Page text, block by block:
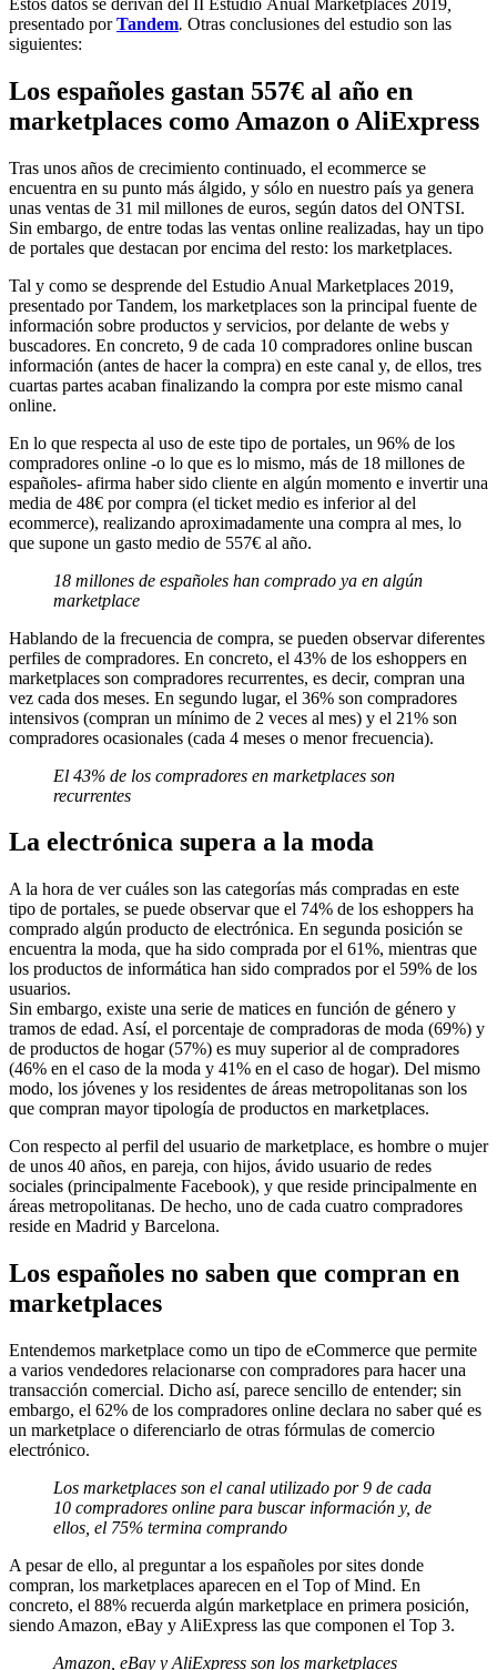
presentado porTandem. Otras conclusiones del estudio son las
siguientes:
Los españoles gastan 557€ al año en
marketplaces como Amazon o AliExpress
Tras unos años de crecimiento continuado, el ecommerce se
encuentra en su punto más álgido, y sólo en nuestro país ya genera
unas ventas de 31 mil millones de euros, según datos del ONTSI.
Sin embargo, de entre todas las ventas online realizadas, hay un tipo
de portales que destacan por encima del resto: los marketplaces.
Tal y como se desprende del Estudio Anual Marketplaces 2019,
presentado por Tandem, los marketplaces son la principal fuente de
información sobre productos y servicios, por delante de webs y
buscadores. En concreto, 9 de cada 10 compradores online buscan
información (antes de hacer la compra) en este canal y, de ellos, tres
cuartas partes acaban finalizando la compra por este mismo canal
online.
En lo que respecta al uso de este tipo de portales, un 96% de los
compradores online -o lo que es lo mismo, más de 18 millones de
españoles- afirma haber sido cliente en algún momento e invertir una
media de 48€ por compra (el ticket medio es inferior al del
ecommerce), realizando aproximadamente una compra al mes, lo
que supone un gasto medio de 557€ al año.
18 millones de españoles han comprado ya en algún
marketplace
Hablando de la frecuencia de compra, se pueden observar diferentes
perfiles de compradores. En concreto, el 43% de los eshoppers en
marketplaces son compradores recurrentes, es decir, compran una
vez cada dos meses. En segundo lugar, el 36% son compradores
intensivos (compran un mínimo de 2 veces al mes) y el 21% son
compradores ocasionales (cada 4 meses o menor frecuencia).
El 43% de los compradores en marketplaces son
recurrentes
La electrónica supera a la moda
A la hora de ver cuáles son las categorías más compradas en este
tipo de portales, se puede observar que el 74% de los eshoppers ha
comprado algún producto de electrónica. En segunda posición se
encuentra la moda, que ha sido comprada por el 61%, mientras que
los productos de informática han sido comprados por el 59% de los
usuarios.
Sin embargo, existe una serie de matices en función de género y
tramos de edad. Así, el porcentaje de compradoras de moda (69%) y
de productos de hogar (57%) es muy superior al de compradores
(46% en el caso de la moda y 41% en el caso de hogar). Del mismo
modo, los jóvenes y los residentes de áreas metropolitanas son los
que compran mayor tipología de productos en marketplaces.
Con respecto al perfil del usuario de marketplace, es hombre o mujer
de unos 40 años, en pareja, con hijos, ávido usuario de redes
sociales (principalmente Facebook), y que reside principalmente en
áreas metropolitanas. De hecho, uno de cada cuatro compradores
reside en Madrid y Barcelona.
Los españoles no saben que compran en
marketplaces
Entendemos marketplace como un tipo de eCommerce que permite
a varios vendedores relacionarse con compradores para hacer una
transacción comercial. Dicho así, parece sencillo de entender; sin
embargo, el 62% de los compradores online declara no saber qué es
un marketplace o diferenciarlo de otras fórmulas de comercio
electrónico.
Los marketplaces son el canal utilizado por 9 de cada
10 compradores online para buscar información y, de
ellos, el 75% termina comprando
A pesar de ello, al preguntar a los españoles por sites donde
compran, los marketplaces aparecen en el Top of Mind. En
concreto, el 88% recuerda algún marketplace en primera posición,
siendo Amazon, eBay y AliExpress las que componen el Top 3.
Amazon, eBay y AliExpress son los marketplaces